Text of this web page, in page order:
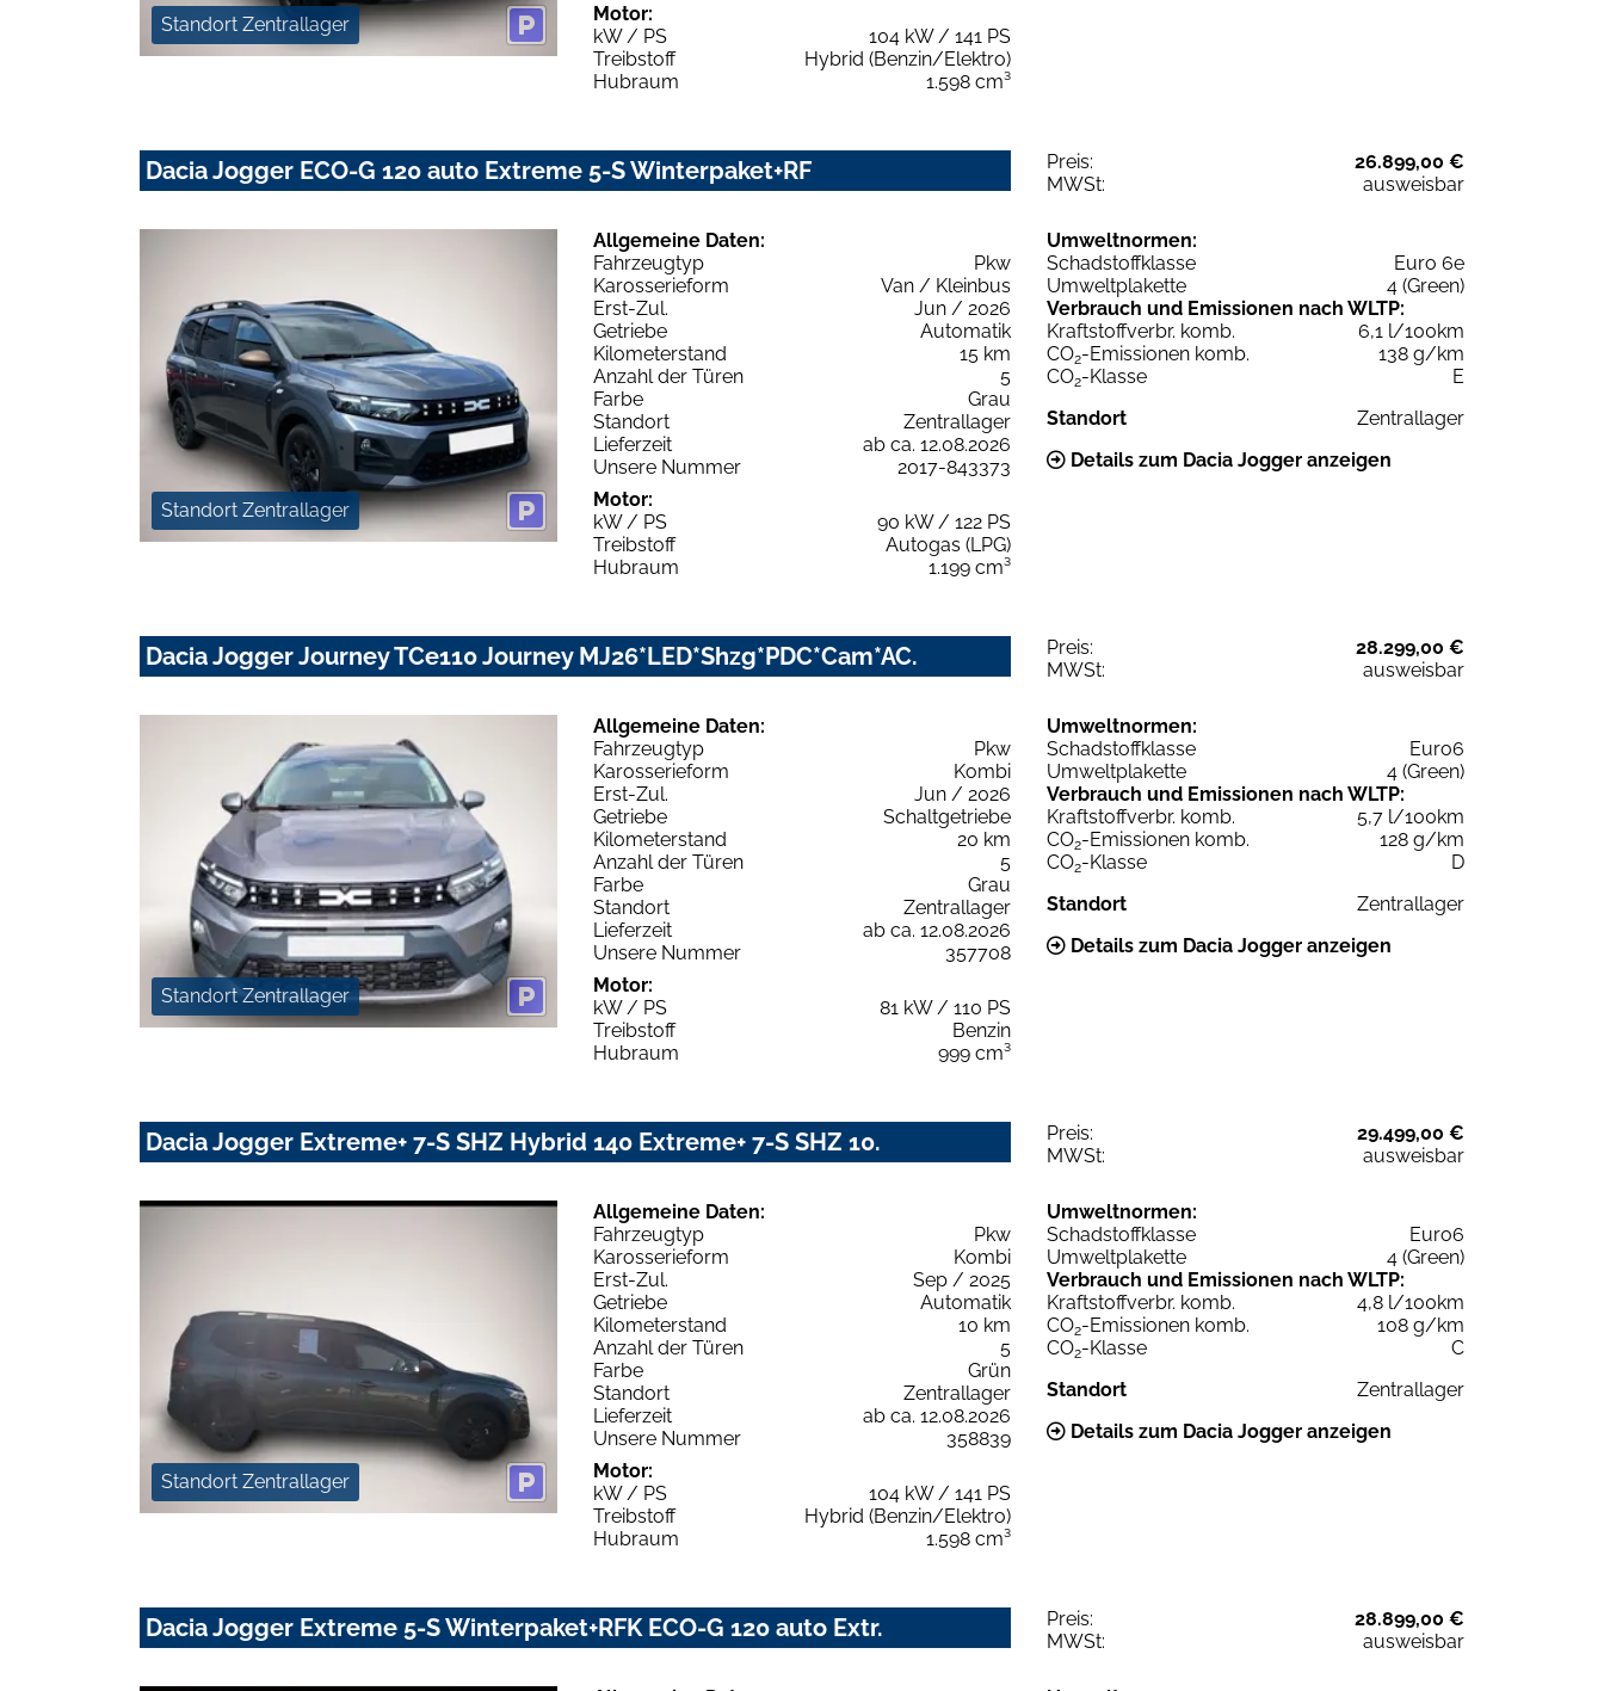
Standort Zentrallager
Motor:
kW / PS
104 kW / 141 PS
Treibstoff
Hybrid (Benzin/Elektro)
Hubraum
1.598 cm³
Dacia Jogger ECO-G 120 auto Extreme 5-S Winterpaket+RF Preis:
26.899,00 €
MWSt:
ausweisbar
Standort Zentrallager
Allgemeine Daten:
Fahrzeugtyp
Pkw
Karosserieform
Van / Kleinbus
Erst-Zul.
Jun / 2026
Getriebe
Automatik
Kilometerstand
15 km
Anzahl der Türen
5
Farbe
Grau
Standort
Zentrallager
Lieferzeit
ab ca. 12.08.2026
Unsere Nummer
2017-843373
Motor:
kW / PS
90 kW / 122 PS
Treibstoff
Autogas (LPG)
Hubraum
1.199 cm³
Umweltnormen:
Schadstoffklasse
Euro 6e
Umweltplakette
4 (Green)
Verbrauch und Emissionen nach WLTP:
Kraftstoffverbr. komb.
6,1 l/100km
CO2-Emissionen komb.
138 g/km
CO2-Klasse
E
Standort
Zentrallager
Details zum Dacia Jogger anzeigen
Dacia Jogger Journey TCe110 Journey MJ26*LED*Shzg*PDC*Cam*AC. Preis:
28.299,00 €
MWSt:
ausweisbar
Standort Zentrallager
Allgemeine Daten:
Fahrzeugtyp
Pkw
Karosserieform
Kombi
Erst-Zul.
Jun / 2026
Getriebe
Schaltgetriebe
Kilometerstand
20 km
Anzahl der Türen
5
Farbe
Grau
Standort
Zentrallager
Lieferzeit
ab ca. 12.08.2026
Unsere Nummer
357708
Motor:
kW / PS
81 kW / 110 PS
Treibstoff
Benzin
Hubraum
999 cm³
Umweltnormen:
Schadstoffklasse
Euro6
Umweltplakette
4 (Green)
Verbrauch und Emissionen nach WLTP:
Kraftstoffverbr. komb.
5,7 l/100km
CO2-Emissionen komb.
128 g/km
CO2-Klasse
D
Standort
Zentrallager
Details zum Dacia Jogger anzeigen
Dacia Jogger Extreme+ 7-S SHZ Hybrid 140 Extreme+ 7-S SHZ 10. Preis:
29.499,00 €
MWSt:
ausweisbar
Standort Zentrallager
Allgemeine Daten:
Fahrzeugtyp
Pkw
Karosserieform
Kombi
Erst-Zul.
Sep / 2025
Getriebe
Automatik
Kilometerstand
10 km
Anzahl der Türen
5
Farbe
Grün
Standort
Zentrallager
Lieferzeit
ab ca. 12.08.2026
Unsere Nummer
358839
Motor:
kW / PS
104 kW / 141 PS
Treibstoff
Hybrid (Benzin/Elektro)
Hubraum
1.598 cm³
Umweltnormen:
Schadstoffklasse
Euro6
Umweltplakette
4 (Green)
Verbrauch und Emissionen nach WLTP:
Kraftstoffverbr. komb.
4,8 l/100km
CO2-Emissionen komb.
108 g/km
CO2-Klasse
C
Standort
Zentrallager
Details zum Dacia Jogger anzeigen
Dacia Jogger Extreme 5-S Winterpaket+RFK ECO-G 120 auto Extr. Preis:
28.899,00 €
MWSt:
ausweisbar